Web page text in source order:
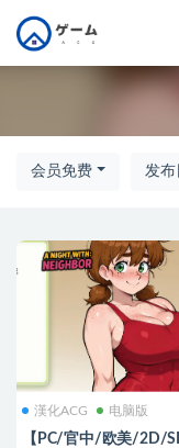
会员免费 发布
漢化ACG 电脑版
【PC/官中/欧美/2D/